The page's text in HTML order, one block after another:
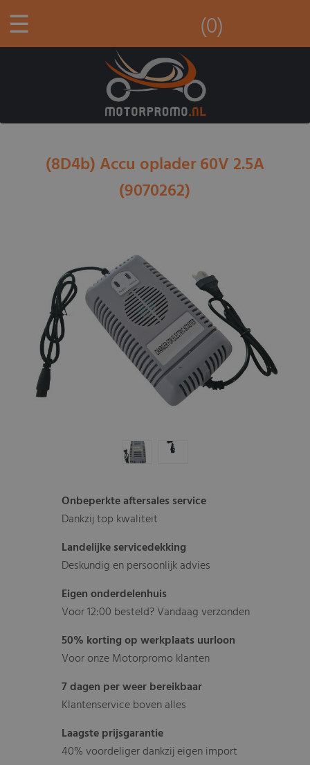
☰ (0)
(8D4b) Accu oplader 60V 2.5A
(9070262)
Onbeperkte aftersales service
Dankzij top kwaliteit
Landelijke servicedekking
Deskundig en persoonlijk advies
Eigen onderdelenhuis
Voor 12:00 besteld? Vandaag verzonden
50% korting op werkplaats uurloon
Voor onze Motorpromo klanten
7 dagen per weer bereikbaar
Klantenservice boven alles
Laagste prijsgarantie
40% voordeliger dankzij eigen import